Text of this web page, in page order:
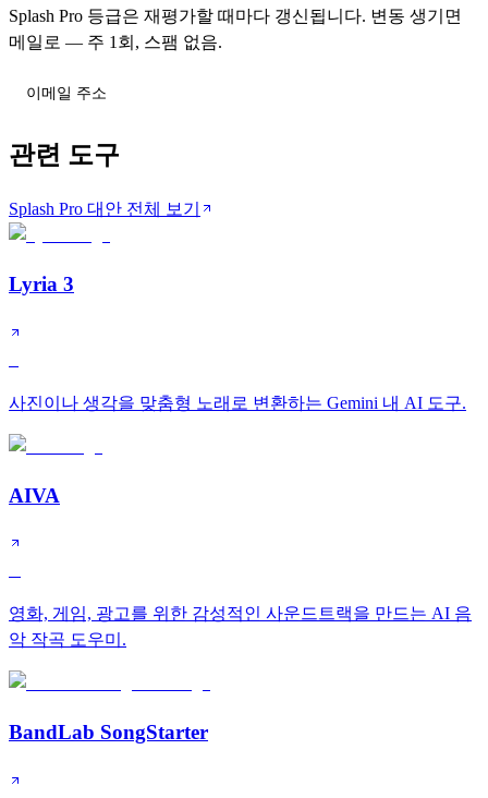
Splash Pro 등급은 재평가할 때마다 갱신됩니다. 변동 생기면
메일로 — 주 1회, 스팸 없음.
관련 도구
Splash Pro 대안 전체 보기
Lyria 3
사진이나 생각을 맞춤형 노래로 변환하는 Gemini 내 AI 도구.
AIVA
영화, 게임, 광고를 위한 감성적인 사운드트랙을 만드는 AI 음
악 작곡 도우미.
BandLab SongStarter